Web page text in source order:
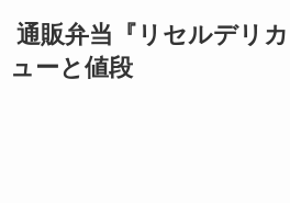
通販弁当『 リセルデリカ
ューと値段